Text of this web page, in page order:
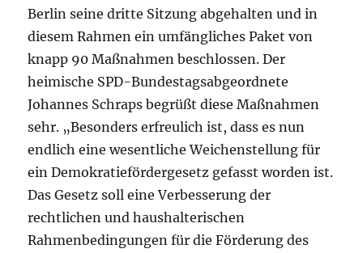
Berlin seine dritte Sitzung abgehalten und in
diesem Rahmen ein umfängliches Paket von
knapp 90 Maßnahmen beschlossen. Der
heimische SPD-Bundestagsabgeordnete
Johannes Schraps begrüßt diese Maßnahmen
sehr. „Besonders erfreulich ist, dass es nun
endlich eine wesentliche Weichenstellung für
ein Demokratiefördergesetz gefasst worden ist.
Das Gesetz soll eine Verbesserung der
rechtlichen und haushalterischen
Rahmenbedingungen für die Förderung des